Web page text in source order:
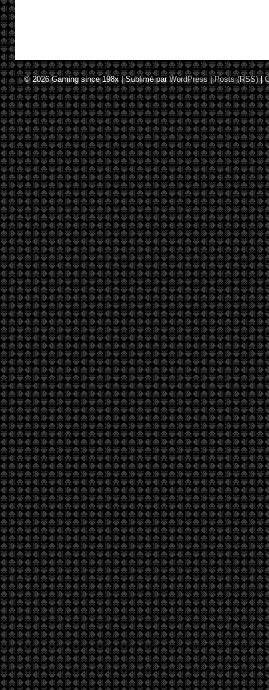
© 2026Gaming since 198x|Sublimé parWordPress |Posts (RSS)|